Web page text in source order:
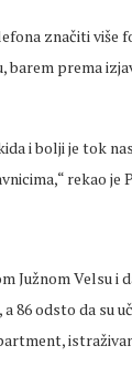
značiti više
barem prema
i bolji je tok
rekao je
Južnom Velsu i
86 odsto da su